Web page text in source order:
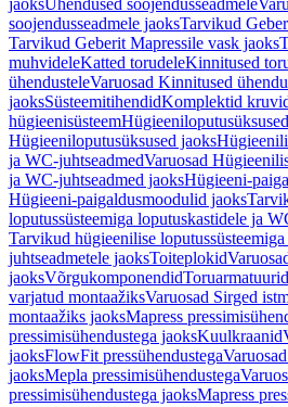
jaoksÜhendused soojendusseadmele
soojendusseadmele jaoksTarvikud
Tarvikud Geberit Mapressile vask jaoks
muhvideleKatted torudeleKinnitused
ühendusteleVaruosad Kinnitused
jaoksSüsteemitihendidKomplektid
hügieenisüsteemHügieeniloputusüksused
Hügieeniloputusüksused jaoks
ja WC-juhtseadmedVaruosad
ja WC-juhtseadmed jaoksHügieeni-
Hügieeni-paigaldusmoodulid jaoks
loputussüsteemiga loputuskastidele ja
Tarvikud hügieenilise
juhtseadmetele jaoksToiteplokid
jaoksVõrgukomponendidToruarmatuurid
varjatud montaažiksVaruosad Sirged
montaažiks jaoksMapress
pressimisühendustega jaoksKuulkraanid
jaoksFlowFit pressühendustega
jaoksMepla pressimisühendustega
pressimisühendustega jaoksMapress